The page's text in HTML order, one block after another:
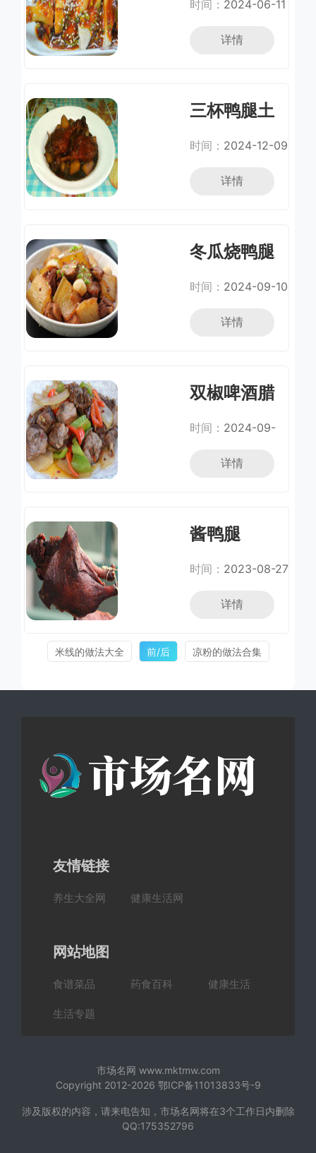
时间： 2024-06-11
详情
三杯鸭腿土
豆
时间： 2024-12-09
详情
冬瓜烧鸭腿
时间： 2024-09-10
详情
双椒啤酒腊
鸭腿
时间： 2024-09-
详情
酱鸭腿
时间： 2023-08-27
详情
米线的做法大全 前/后 凉粉的做法合集
友情链接
养生大全网 健康生活网
网站地图
食谱菜品 药食百科 健康生活
生活专题
市场名网 www.mktmw.com
Copyright 2012-2026 鄂ICP备11013833号-9
涉及版权的内容，请来电告知，市场名网将在3个工作日内删除
QQ:175352796